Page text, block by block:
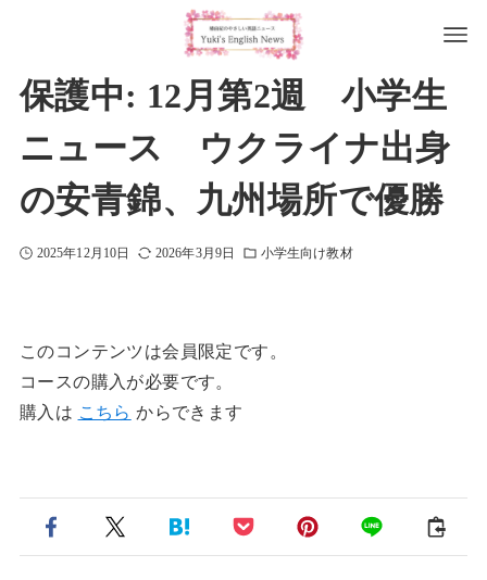
保護中: 12月第2週 小学生
ニュース ウクライナ出身
の安青錦、九州場所で優勝
2025年12月10日 2026年3月9日 小学生向け教材
このコンテンツは会員限定です。
コースの購入が必要です。
購入は こちら からできます